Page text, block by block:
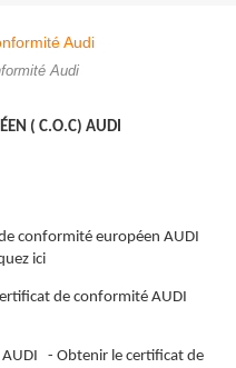
Audi
( C.O.C) AUDI
conformité européen AUDI
ici
de conformité AUDI
- Obtenir le certificat de